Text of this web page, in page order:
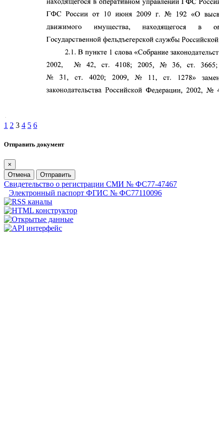
1 2 3 4 5 6
Отправить документ
×
Отмена
Отправить
Свидетельство о регистрации СМИ № ФС77-47467
Электронный паспорт ФГИС № ФС77110096